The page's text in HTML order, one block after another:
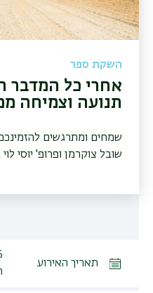
השקת ספר
אחרי כל המדבר הזה: על טראומה,
תנועה וצמיחה
שמחים ומתרגשים להזמינכם/ן להשקת ספרם של ד"ר יעל
שובל צוקרמן ופרופ' יוסי
תאריך האירוע